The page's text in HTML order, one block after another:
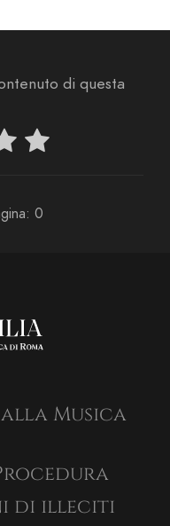
di questa
0
alla Musica
di illeciti